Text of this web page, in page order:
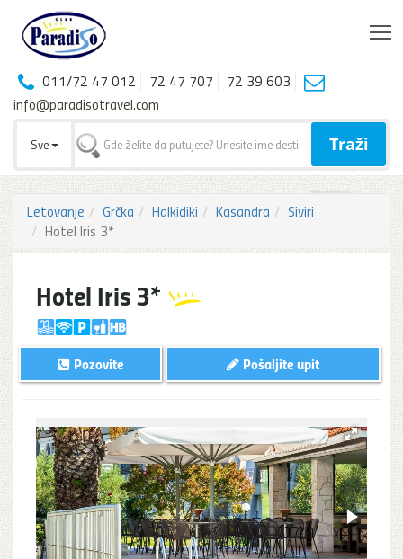
011/72 47 012 72 47 707
72 39 603
info@paradisotravel.com
Sve Traži
Letovanje Grčka Halkidiki Kasandra
Siviri
Hotel Iris 3*
Hotel Iris 3*
Pošaljite upit
Pozovite